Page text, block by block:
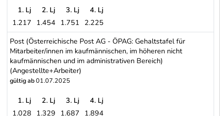
A1 Telekom Austria AG (die angeführten Werte enthalten 80
1. Lj 2. Lj 3. Lj
4. Lj
1.217 1.454 1.751 2.225
Post (Österreichische Post AG - ÖPAG: Gehaltstafel für
Mitarbeiter/innen im kaufmännischen, im höheren nicht
kaufmännischen und im administrativen Bereich)
(Angestellte+Arbeiter)
gültig ab01.07.2025
1. Lj 2. Lj 3. Lj
4. Lj
1.028 1.329 1.687 1.894